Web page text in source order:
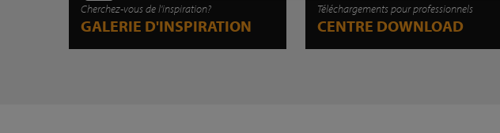
Cherchez-vous de l'inspiration?
GALERIE D'INSPIRATION
Téléchargements pour professionnels
CENTRE DOWNLOAD